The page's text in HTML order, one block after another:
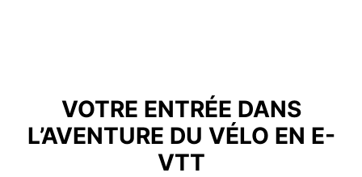
VOTRE ENTRÉE DANS
L’AVENTURE DU VÉLO EN E-
VTT